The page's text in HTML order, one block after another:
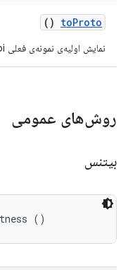
toProto
()
نمایش اولیه‌ی نمونه‌ی فعلی Abi را برمی‌گرداند.
روش‌های عمومی
بیتنس
()